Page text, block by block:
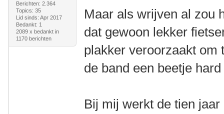
Berichten: 2.364
Topics: 35
Lid sinds: Apr 2017
Bedankt: 1
2089 x bedankt in
1170 berichten
Maar als wrijven al zou
dat gewoon lekker
plakker veroorzaakt om
de band een beetje
Bij mij werkt de tien